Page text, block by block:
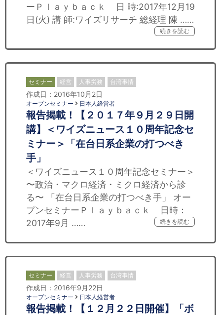
ーＰｌａｙｂａｃｋ 日 時:2017年12月19
日(火) 講 師:ワイズリサーチ 総経理 陳 ……
続きを読む
セミナー 経営 人事労務 台湾事情
作成日：2016年10月2日
オープンセミナー 日本人経営者
報告揭載！【２０１７年９月２９日開
講】＜ワイズニュース１０周年記念セ
ミナー＞「在台日系企業の打つべき
手」
＜ワイズニュース１０周年記念セミナー＞
〜政治・マクロ経済・ミクロ経済から診
る〜 「在台日系企業の打つべき手」 オー
プンセミナーＰｌａｙｂａｃｋ 日時：
2017年9月 ……
続きを読む
セミナー 経営 人事労務 台湾事情
作成日：2016年9月22日
オープンセミナー 日本人経営者
報告掲載！【１２月２２日開催】「ボ